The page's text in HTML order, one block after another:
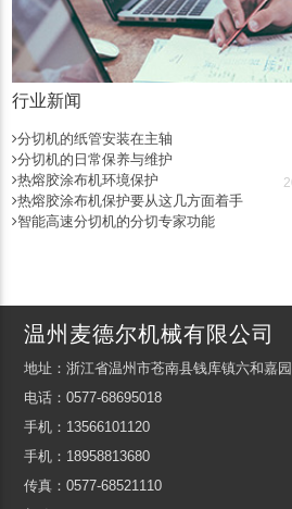
行业新闻
分切机的纸管安装在主轴
分切机的日常保养与维护
热熔胶涂布机环境保护
热熔胶涂布机保护要从这几方面着手
智能高速分切机的分切专家功能
温州麦德尔机械有限公司
地址：浙江省温州市苍南县钱库镇六和嘉
电话：0577-68695018
手机：13566101120
手机：18958813680
传真：0577-68521110